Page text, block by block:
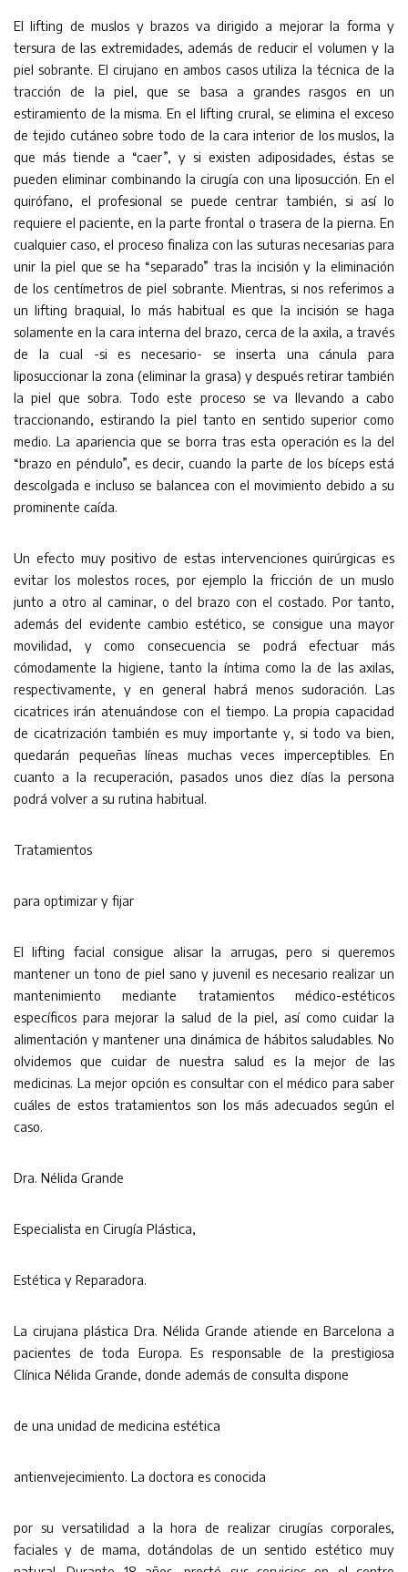
El lifting de muslos y brazos va dirigido a mejorar la forma y
tersura de las extremidades, además de reducir el volumen y la
piel sobrante. El cirujano en ambos casos utiliza la técnica de la
tracción de la piel, que se basa a grandes rasgos en un
estiramiento de la misma. En el lifting crural, se elimina el exceso
de tejido cutáneo sobre todo de la cara interior de los muslos, la
que más tiende a “caer”, y si existen adiposidades, éstas se
pueden eliminar combinando la cirugía con una liposucción. En el
quirófano, el profesional se puede centrar también, si así lo
requiere el paciente, en la parte frontal o trasera de la pierna. En
cualquier caso, el proceso finaliza con las suturas necesarias para
unir la piel que se ha “separado” tras la incisión y la eliminación
de los centímetros de piel sobrante. Mientras, si nos referimos a
un lifting braquial, lo más habitual es que la incisión se haga
solamente en la cara interna del brazo, cerca de la axila, a través
de la cual -si es necesario- se inserta una cánula para
liposuccionar la zona (eliminar la grasa) y después retirar también
la piel que sobra. Todo este proceso se va llevando a cabo
traccionando, estirando la piel tanto en sentido superior como
medio. La apariencia que se borra tras esta operación es la del
“brazo en péndulo”, es decir, cuando la parte de los bíceps está
descolgada e incluso se balancea con el movimiento debido a su
prominente caída.
Un efecto muy positivo de estas intervenciones quirúrgicas es
evitar los molestos roces, por ejemplo la fricción de un muslo
junto a otro al caminar, o del brazo con el costado. Por tanto,
además del evidente cambio estético, se consigue una mayor
movilidad, y como consecuencia se podrá efectuar más
cómodamente la higiene, tanto la íntima como la de las axilas,
respectivamente, y en general habrá menos sudoración. Las
cicatrices irán atenuándose con el tiempo. La propia capacidad
de cicatrización también es muy importante y, si todo va bien,
quedarán pequeñas líneas muchas veces imperceptibles. En
cuanto a la recuperación, pasados unos diez días la persona
podrá volver a su rutina habitual.
Tratamientos
para optimizar y fijar
El lifting facial consigue alisar la arrugas, pero si queremos
mantener un tono de piel sano y juvenil es necesario realizar un
mantenimiento mediante tratamientos médico-estéticos
específicos para mejorar la salud de la piel, así como cuidar la
alimentación y mantener una dinámica de hábitos saludables. No
olvidemos que cuidar de nuestra salud es la mejor de las
medicinas. La mejor opción es consultar con el médico para saber
cuáles de estos tratamientos son los más adecuados según el
caso.
Dra. Nélida Grande
Especialista en Cirugía Plástica,
Estética y Reparadora.
La cirujana plástica Dra. Nélida Grande atiende en Barcelona a
pacientes de toda Europa. Es responsable de la prestigiosa
Clínica Nélida Grande, donde además de consulta dispone
de una unidad de medicina estética
antienvejecimiento. La doctora es conocida
por su versatilidad a la hora de realizar cirugías corporales,
faciales y de mama, dotándolas de un sentido estético muy